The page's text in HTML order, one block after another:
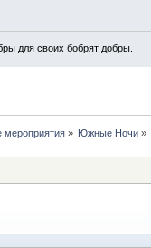
для своих бобрят добры.
мероприятия» Южные Ночи »